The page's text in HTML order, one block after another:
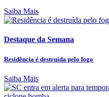
Saiba Mais
Destaque da Semana
Residência é destruída pelo fogo
Saiba Mais